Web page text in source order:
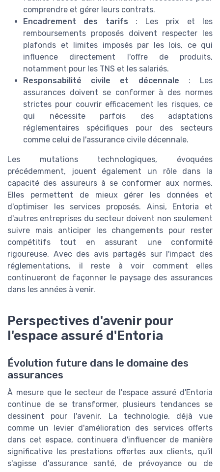
comprendre et gérer leurs contrats.
Encadrement des tarifs : Les prix et les
remboursements proposés doivent respecter les
plafonds et limites imposés par les lois, ce qui
influence directement l'offre de produits,
notamment pour les TNS et les salariés.
Responsabilité civile et décennale : Les
assurances doivent se conformer à des normes
strictes pour couvrir efficacement les risques, ce
qui nécessite parfois des adaptations
réglementaires spécifiques pour des secteurs
comme celui de l'assurance civile décennale.
Les mutations technologiques, évoquées
précédemment, jouent également un rôle dans la
capacité des assureurs à se conformer aux normes.
Elles permettent de mieux gérer les données et
d'optimiser les services proposés. Ainsi, Entoria et
d'autres entreprises du secteur doivent non seulement
suivre mais anticiper les changements pour rester
compétitifs tout en assurant une conformité
rigoureuse. Avec des avis partagés sur l'impact des
réglementations, il reste à voir comment elles
continueront de façonner le paysage des assurances
dans les années à venir.
Perspectives d'avenir pour
l'espace assuré d'Entoria
Évolution future dans le domaine des
assurances
À mesure que le secteur de l'espace assuré d'Entoria
continue de se transformer, plusieurs tendances se
dessinent pour l'avenir. La technologie, déjà vue
comme un levier d'amélioration des services offerts
dans cet espace, continuera d'influencer de manière
significative les prestations offertes aux clients, qu'il
s'agisse d'assurance santé, de prévoyance ou de